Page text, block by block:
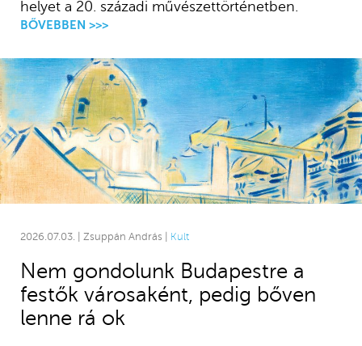
helyet a 20. századi művészettörténetben.
BŐVEBBEN >>>
2026.07.03. | Zsuppán András | Kult
Nem gondolunk Budapestre a
festők városaként, pedig bőven
lenne rá ok